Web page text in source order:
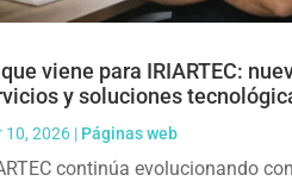
viene para IRIARTEC:
y soluciones
10, 2026| Páginas web
continúa evolucionando con